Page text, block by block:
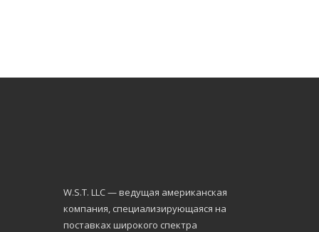
W.S.Т. LLC — ведущая американская
компания, специализирующаяся на
поставках широкого спектра